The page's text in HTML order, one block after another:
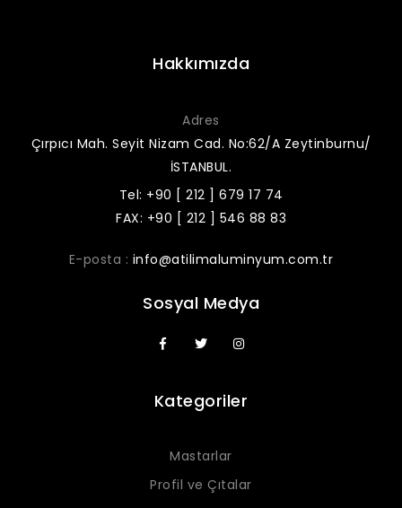
Hakkımızda
Adres
Çırpıcı Mah. Seyit Nizam Cad. No:62/A Zeytinburnu/
İSTANBUL.
Tel: +90 [ 212 ] 679 17 74
FAX: +90 [ 212 ] 546 88 83
E-posta : info@atilimaluminyum.com.tr
Sosyal Medya
Kategoriler
Mastarlar
Profil ve Çıtalar